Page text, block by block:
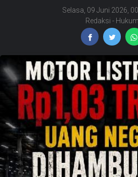
Selasa, 09 Juni 2026,
Redaksi - Hukum